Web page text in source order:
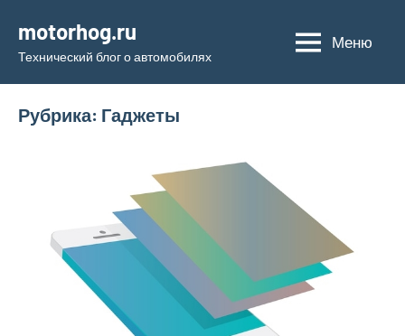
содержимому
motorhog.ru
Технический блог о автомобилях
Меню
Рубрика: Гаджеты